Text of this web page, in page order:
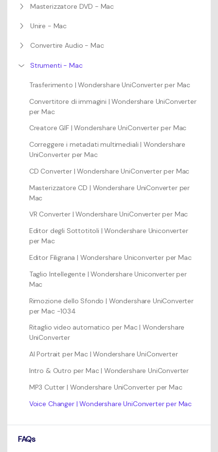
Masterizzatore DVD - Mac
Unire - Mac
Convertire Audio - Mac
Strumenti - Mac
Trasferimento | Wondershare UniConverter per Mac
Convertitore di immagini | Wondershare UniConverter
per Mac
Creatore GIF | Wondershare UniConverter per Mac
Correggere i metadati multimediali | Wondershare
UniConverter per Mac
CD Converter | Wondershare UniConverter per Mac
Masterizzatore CD | Wondershare UniConverter per
Mac
VR Converter | Wondershare UniConverter per Mac
Editor degli Sottotitoli | Wondershare Uniconverter
per Mac
Editor Filigrana | Wondershare Uniconverter per Mac
Taglio Intellegente | Wondershare Uniconverter per
Mac
Rimozione dello Sfondo | Wondershare UniConverter
per Mac -1034
Ritaglio video automatico per Mac | Wondershare
UniConverter
AI Portrait per Mac | Wondershare UniConverter
Intro & Outro per Mac | Wondershare UniConverter
MP3 Cutter | Wondershare UniConverter per Mac
Voice Changer | Wondershare UniConverter per Mac
FAQs